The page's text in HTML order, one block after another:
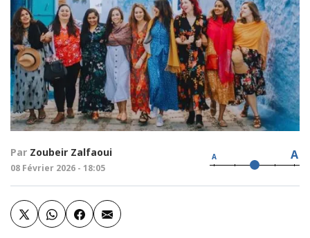
Par Zoubeir Zalfaoui
08 Février 2026 - 18:05
A A